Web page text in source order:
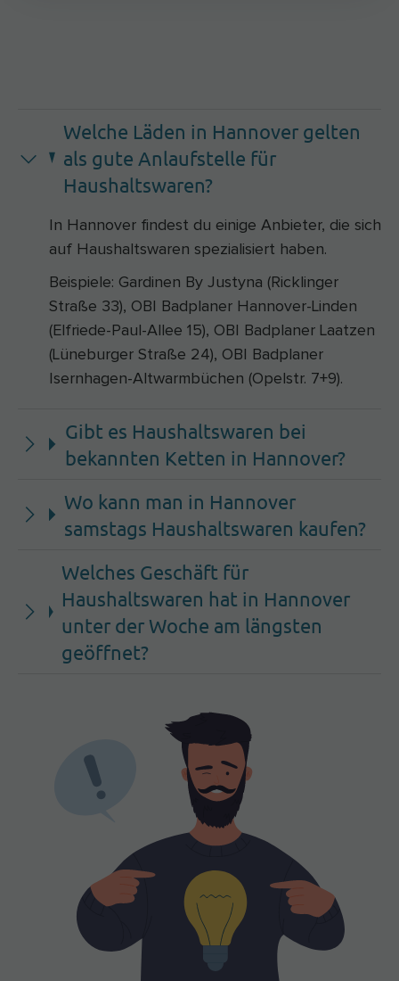
Welche Läden in Hannover gelten
als gute Anlaufstelle für
Haushaltswaren?
In Hannover findest du einige Anbieter, die sich
auf Haushaltswaren spezialisiert haben.
Beispiele: Gardinen By Justyna (Ricklinger
Straße 33), OBI Badplaner Hannover-Linden
(Elfriede-Paul-Allee 15), OBI Badplaner Laatzen
(Lüneburger Straße 24), OBI Badplaner
Isernhagen-Altwarmbüchen (Opelstr. 7+9).
Gibt es Haushaltswaren bei
bekannten Ketten in Hannover?
Wo kann man in Hannover
samstags Haushaltswaren kaufen?
Welches Geschäft für
Haushaltswaren hat in Hannover
unter der Woche am längsten
geöffnet?